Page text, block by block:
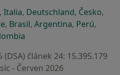
v nové záložce
otevře v nové záložce
, Italiase otevře v nové záložce
, Deutschlandse otevře v
, Českose
,
záložce
v nové záložce
se otevře v nové záložce
, Brasilse otevře v nové
, Argentinase otevře v
, Perúse
,
(DSA) článek 24: 15.395.179
- Červen 2026